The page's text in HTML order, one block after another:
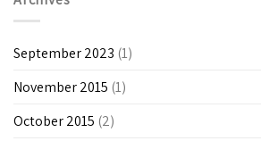
September 2023 (1)
November 2015 (1)
October 2015 (2)